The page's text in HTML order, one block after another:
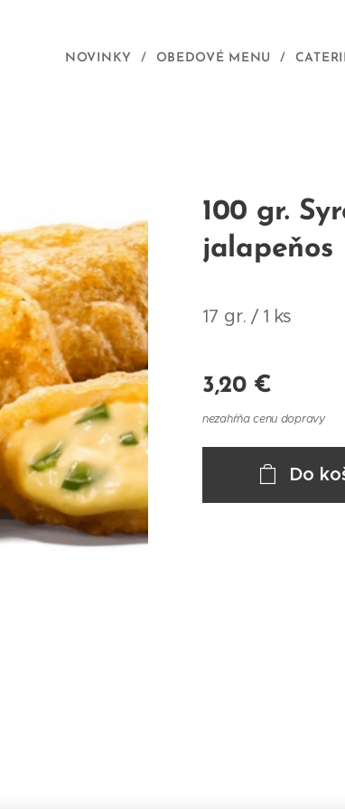
NOVINKY OBEDOVÉ MENU
100 gr.
jalapeňos
17 gr. / 1 ks
3,20€
nezahŕňa cenu dopravy
Do